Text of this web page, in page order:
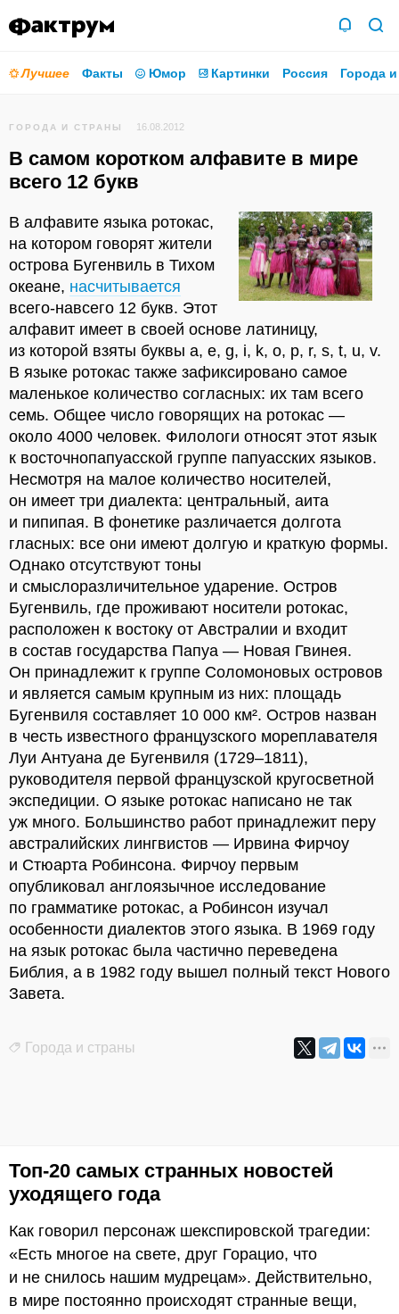
Лучшее Факты Юмор Картинки Россия Города
ГОРОДА И СТРАНЫ 16.08.2012
В самом коротком алфавите в мире
всего 12 букв
В алфавите языка ротокас,
на котором говорят жители
острова Бугенвиль в Тихом
океане, насчитывается
всего-навсего 12 букв. Этот
алфавит имеет в своей основе латиницу,
из которой взяты буквы a, e, g, i, k, o, p, r, s, t, u, v.
В языке ротокас также зафиксировано самое
маленькое количество согласных: их там всего
семь. Общее число говорящих на ротокас —
около 4000 человек. Филологи относят этот язык
к восточнопапуасской группе папуасских языков.
Несмотря на малое количество носителей,
он имеет три диалекта: центральный, аита
и пипипая. В фонетике различается долгота
гласных: все они имеют долгую и краткую формы.
Однако отсутствуют тоны
и смыслоразличительное ударение. Остров
Бугенвиль, где проживают носители ротокас,
расположен к востоку от Австралии и входит
в состав государства Папуа — Новая Гвинея.
Он принадлежит к группе Соломоновых островов
и является самым крупным из них: площадь
Бугенвиля составляет 10 000 км². Остров назван
в честь известного французского мореплавателя
Луи Антуана де Бугенвиля (1729–1811),
руководителя первой французской кругосветной
экспедиции. О языке ротокас написано не так
уж много. Большинство работ принадлежит перу
австралийских лингвистов — Ирвина Фирчоу
и Стюарта Робинсона. Фирчоу первым
опубликовал англоязычное исследование
по грамматике ротокас, а Робинсон изучал
особенности диалектов этого языка. В 1969 году
на язык ротокас была частично переведена
Библия, а в 1982 году вышел полный текст Нового
Завета.
Города и страны
Топ-20 самых странных новостей
уходящего года
Как говорил персонаж шекспировской трагедии:
«Есть многое на свете, друг Горацио, что
и не снилось нашим мудрецам». Действительно,
в мире постоянно происходят странные вещи,